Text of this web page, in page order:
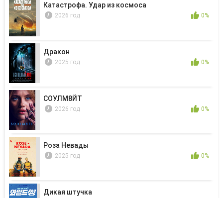
Катастрофа. Удар из космоса
2026 год 0%
Дракон
2025 год 0%
СОУЛМ8ЙТ
2026 год 0%
Роза Невады
2025 год 0%
Дикая штучка